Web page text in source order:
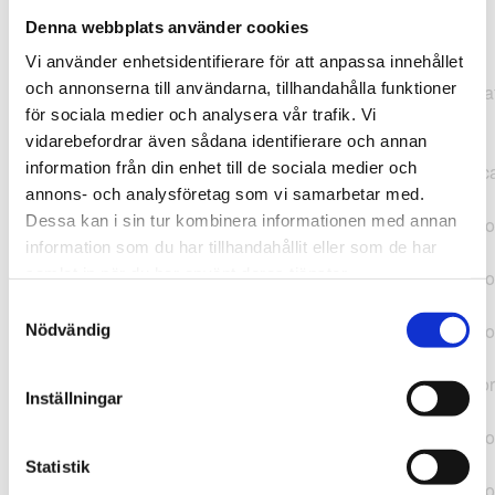
Denna webbplats använder cookies
Vi använder enhetsidentifierare för att anpassa innehållet
och annonserna till användarna, tillhandahålla funktioner
för sociala medier och analysera vår trafik. Vi
vidarebefordrar även sådana identifierare och annan
information från din enhet till de sociala medier och
annons- och analysföretag som vi samarbetar med.
Dessa kan i sin tur kombinera informationen med annan
information som du har tillhandahållit eller som de har
Nödvändig
Inställningar
Statistik
TypeError: "".concat(...).concat(...).replaceAll is not a
function at
https://webshop.pressbyran.se/_next/static/chunks/pages/
b1763451a2186f9e.js:1:11050 at Array.map
(<anonymous>) at K
(https://webshop.pressbyran.se/_next/static/chunks/pages/
b1763451a2186f9e.js:1:10836) at lk
(https://webshop.pressbyran.se/_next/static/chunks/
b241200379730ac0.js:1:129835) at i
(https://webshop.pressbyran.se/_next/static/chunks/
(https://webshop.pressbyran.se/_next/static/chunks/
https://webshop.pressbyran.se/_next/static/chunks/
b241200379730ac0.js:1:167872 at uI
(https://webshop.pressbyran.se/_next/static/chunks/
b241200379730ac0.js:1:167879) at uE
(https://webshop.pressbyran.se/_next/static/chunks/